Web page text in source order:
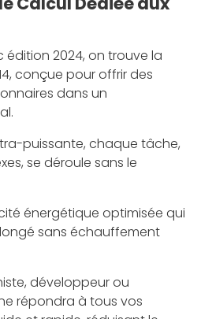
édition 2024, on trouve la
conçue pour offrir des
dans un
puissante, chaque tâche,
se déroule sans le
énergétique optimisée qui
sans échauffement
développeur ou
répondra à tous vos